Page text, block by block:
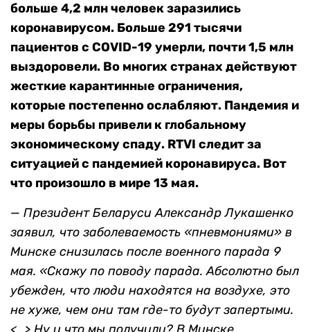
больше 4,2 млн человек заразились
коронавирусом. Больше 291 тысячи
пациентов с COVID-19 умерли, почти 1,5 млн
выздоровели. Во многих странах действуют
жесткие карантинные ограничения,
которые постепенно ослабляют. Пандемия и
меры борьбы привели к глобальному
экономическому спаду. RTVI следит за
ситуацией с пандемией коронавируса. Вот
что произошло в мире 13 мая.
— Президент Беларуси Александр Лукашенко
заявил, что заболеваемость «пневмониями» в
Минске снизилась после военного парада 9
мая. «Скажу по поводу парада. Абсолютно был
убежден, что люди находятся на воздухе, это
не хуже, чем они там где-то будут запертыми.